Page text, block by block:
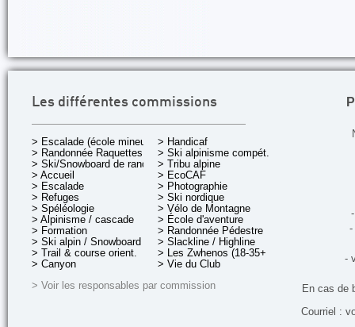
Les différentes commissions
> Escalade (école mineurs)
> Randonnée Raquettes
> Ski/Snowboard de rando.
> Accueil
> Escalade
> Refuges
> Spéléologie
> Alpinisme / cascade
> Formation
> Ski alpin / Snowboard
> Trail & course orient.
> Canyon
> Handicaf
> Ski alpinisme compét.
> Tribu alpine
> EcoCAF
> Photographie
> Ski nordique
> Vélo de Montagne
> École d'aventure
> Randonnée Pédestre
> Slackline / Highline
> Les Zwhenos (18-35+ ans)
> Vie du Club
> Voir les responsables par commission
-
-
En cas de
Courriel :